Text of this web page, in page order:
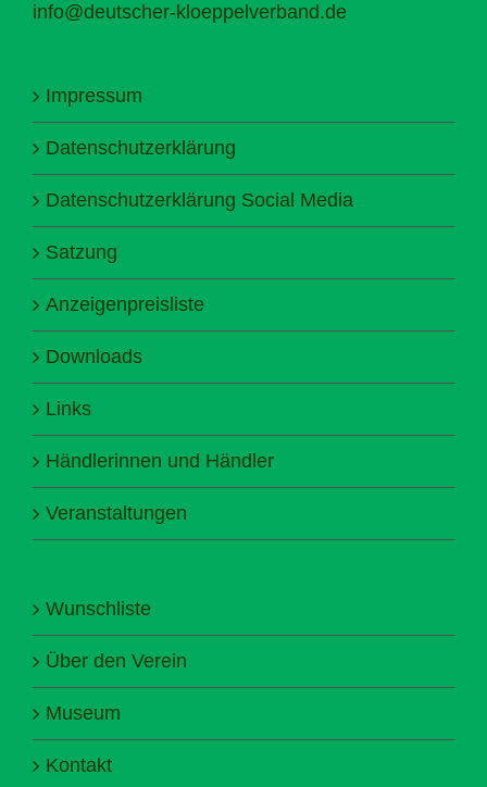
info@deutscher-kloeppelverband.de
Impressum
Datenschutzerklärung
Datenschutzerklärung Social Media
Satzung
Anzeigenpreisliste
Downloads
Links
Händlerinnen und Händler
Veranstaltungen
Wunschliste
Über den Verein
Museum
Kontakt